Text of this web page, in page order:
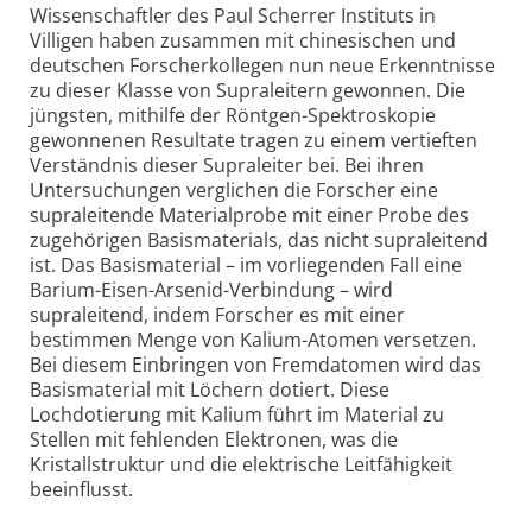
Wissenschaftler des Paul Scherrer Instituts in
Villigen haben zusammen mit chinesischen und
deutschen Forscherkollegen nun neue Erkenntnisse
zu dieser Klasse von Supraleitern gewonnen. Die
jüngsten, mithilfe der Röntgen-Spektroskopie
gewonnenen Resultate tragen zu einem vertieften
Verständnis dieser Supraleiter bei. Bei ihren
Untersuchungen verglichen die Forscher eine
supraleitende Materialprobe mit einer Probe des
zugehörigen Basismaterials, das nicht supraleitend
ist. Das Basismaterial – im vorliegenden Fall eine
Barium-Eisen-Arsenid-Verbindung – wird
supraleitend, indem Forscher es mit einer
bestimmen Menge von Kalium-Atomen versetzen.
Bei diesem Einbringen von Fremdatomen wird das
Basismaterial mit Löchern dotiert. Diese
Lochdotierung mit Kalium führt im Material zu
Stellen mit fehlenden Elektronen, was die
Kristallstruktur und die elektrische Leitfähigkeit
beeinflusst.